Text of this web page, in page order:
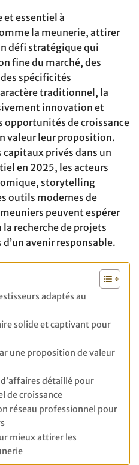
et essentiel à
la meunerie, attirer
défi stratégique qui
fine du marché, des
spécificités
traditionnel, la
innovation et
opportunités de croissance
valeur leur proposition.
privés dans un
en 2025, les acteurs
storytelling
outils modernes de
peuvent espérer
recherche de projets
avenir responsable.
adaptés au
solide et captivant pour
une proposition de valeur
détaillé pour
de croissance
réseau professionnel pour
mieux attirer les